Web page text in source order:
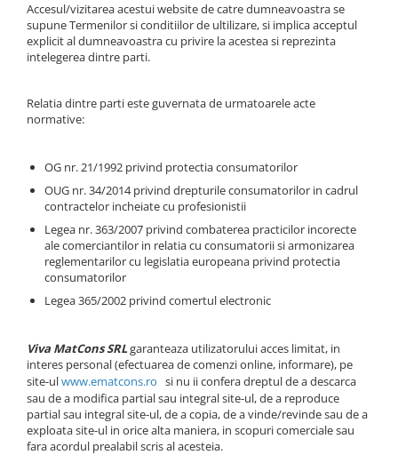
Accesul/vizitarea acestui website de catre dumneavoastra se
supune Termenilor si conditiilor de ultilizare, si implica acceptul
explicit al dumneavoastra cu privire la acestea si reprezinta
intelegerea dintre parti.
Relatia dintre parti este guvernata de urmatoarele acte
normative:
OG nr. 21/1992 privind protectia consumatorilor
OUG nr. 34/2014 privind drepturile consumatorilor in cadrul
contractelor incheiate cu profesionistii
Legea nr. 363/2007 privind combaterea practicilor incorecte
ale comerciantilor in relatia cu consumatorii si armonizarea
reglementarilor cu legislatia europeana privind protectia
consumatorilor
Legea 365/2002 privind comertul electronic
Viva MatCons SRLgaranteaza utilizatorului acces limitat, in
interes personal (efectuarea de comenzi online, informare), pe
site-ulwww.ematcons.ro si nu ii confera dreptul de a descarca
sau de a modifica partial sau integral site-ul, de a reproduce
partial sau integral site-ul, de a copia, de a vinde/revinde sau de a
exploata site-ul in orice alta maniera, in scopuri comerciale sau
fara acordul prealabil scris al acesteia.